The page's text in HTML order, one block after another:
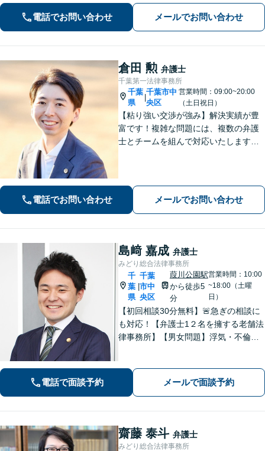
結果へ。粘り強く、鋭く、そして迅速
に。明朗な料金体系で安心サポート。
電話でお問い合わせ メールでお問い合わせ
倉田 勲 弁護士
千葉第一法律事務所
千葉
県
千葉市中
央区
営業時間：09:00~20:00
（土日祝日）
【粘り強い交渉が強み】解決実績が豊
富です！複雑な問題には、複数の弁護
士とチームを組んで対応いたします。
ください。
電話でお問い合わせ メールでお問い合わせ
島﨑 嘉成 弁護士
みどり総合法律事務所
千
葉
県
|
千葉
市中
央区
葭川公園駅
から徒歩5
分
営業時間：10:00
~18:00（土曜
日）
【初回相談30分無料】🚨急ぎの相談に
も対応！【弁護士1２名を擁する老舗法
律事務所】【男女問題】浮気・不倫の
【債権回収】売掛金の回収はお任せ
【葭川公園駅5分／千葉中央駅10分】
電話で面談予約 メールで面談予約
齋藤 泰斗 弁護士
みどり総合法律事務所